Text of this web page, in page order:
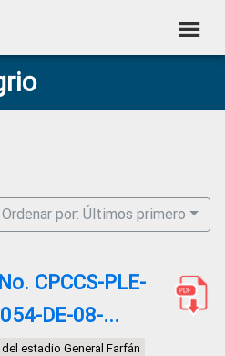
Ordenar por: Últimos primero
CPCCS-PLE-
DE-08-...
estadio General Farfán